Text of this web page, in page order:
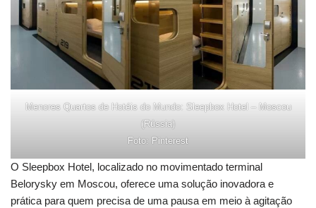
Menores Quartos de Hotéis do Mundo: Sleepbox Hotel – Moscou
(Rússia)
Foto: Pinterest
O Sleepbox Hotel, localizado no movimentado terminal
Belorysky em Moscou, oferece uma solução inovadora e
prática para quem precisa de uma pausa em meio à agitação